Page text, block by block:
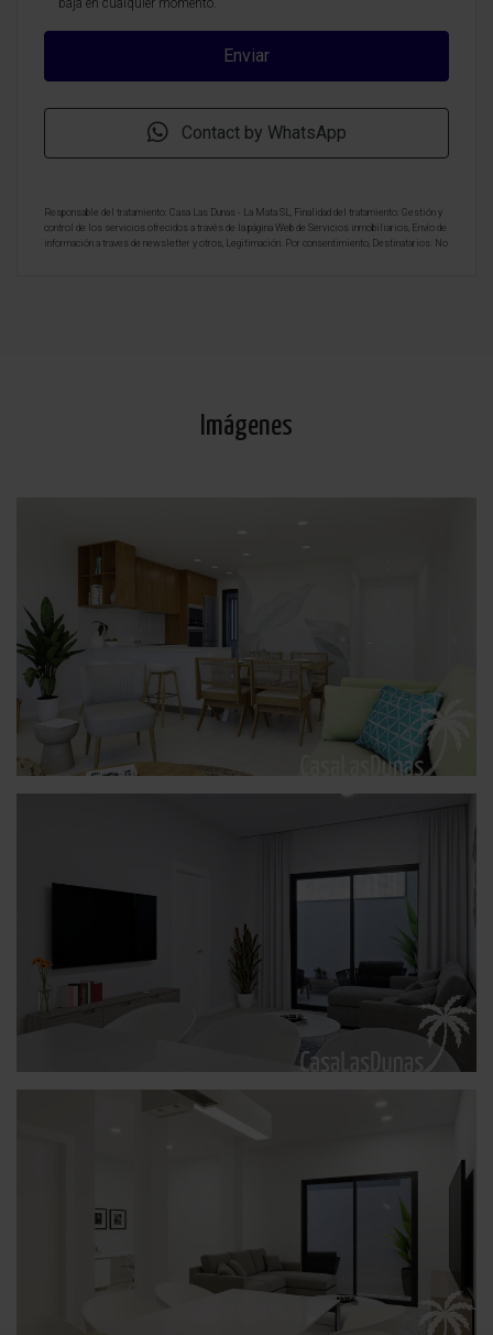
baja en cualquier momento.
Contact by WhatsApp
Responsable del tratamiento: Casa Las Dunas - La Mata SL, Finalidad del tratamiento: Gestión y
control de los servicios ofrecidos a través de la página Web de Servicios inmobiliarios, Envío de
información a traves de newsletter y otros, Legitimación: Por consentimiento, Destinatarios: No
Imágenes